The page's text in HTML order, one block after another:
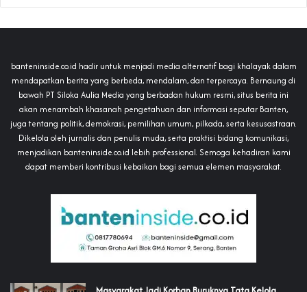
banteninside.co.id hadir untuk menjadi media alternatif bagi khalayak dalam
mendapatkan berita yang berbeda, mendalam, dan terpercaya. Bernaung di
bawah PT Siloka Aulia Media yang berbadan hukum resmi, situs berita ini
akan menambah khasanah pengetahuan dan informasi seputar Banten,
juga tentang politik, demokrasi, pemilihan umum, pilkada, serta kesusastraan.
Dikelola oleh jurnalis dan penulis muda, serta praktisi bidang komunikasi,
menjadikan banteninside.co.id lebih professional. Semoga kehadiran kami
dapat memberi kontribusi kebaikan bagi semua elemen masyarakat.